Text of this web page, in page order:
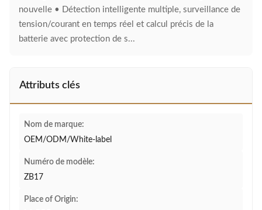
nouvelle • Détection intelligente multiple, surveillance de
tension/courant en temps réel et calcul précis de la
batterie avec protection de s...
Attributs clés
Nom de marque:
OEM/ODM/White-label
Numéro de modèle:
ZB17
Place of Origin: